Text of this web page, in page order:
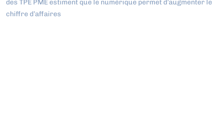
des TPE PME estiment que le numérique permet d’augmenter le
chiffre d’affaires